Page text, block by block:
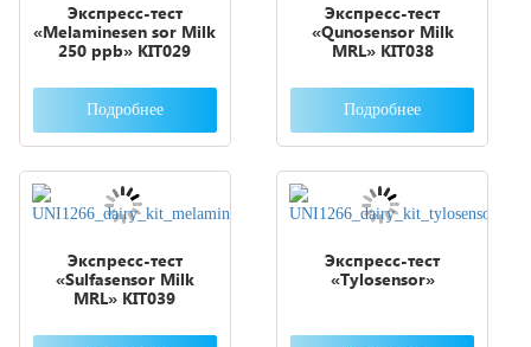
Экспресс-тест
«Melaminesen sor Milk
250 ppb» KIT029
Подробнее
Экспресс-тест
«Qunosensor Milk
MRL» KIT038
Подробнее
Экспресс-тест
«Sulfasensor Milk
MRL» KIT039
Экспресс-тест
«Тylosensor»